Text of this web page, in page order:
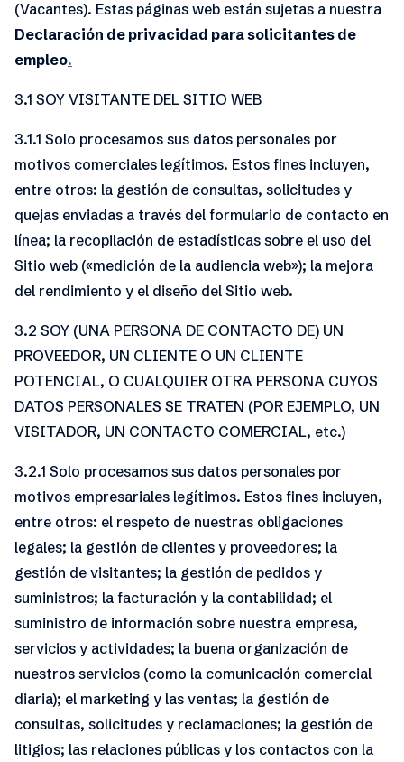
(Vacantes). Estas páginas web están sujetas a nuestra
Declaración de privacidad para solicitantes de
empleo.
3.1 SOY VISITANTE DEL SITIO WEB
3.1.1 Solo procesamos sus datos personales por
motivos comerciales legítimos. Estos fines incluyen,
entre otros: la gestión de consultas, solicitudes y
quejas enviadas a través del formulario de contacto en
línea; la recopilación de estadísticas sobre el uso del
Sitio web («medición de la audiencia web»); la mejora
del rendimiento y el diseño del Sitio web.
3.2 SOY (UNA PERSONA DE CONTACTO DE) UN
PROVEEDOR, UN CLIENTE O UN CLIENTE
POTENCIAL, O CUALQUIER OTRA PERSONA CUYOS
DATOS PERSONALES SE TRATEN (POR EJEMPLO, UN
VISITADOR, UN CONTACTO COMERCIAL, etc.)
3.2.1 Solo procesamos sus datos personales por
motivos empresariales legítimos. Estos fines incluyen,
entre otros: el respeto de nuestras obligaciones
legales; la gestión de clientes y proveedores; la
gestión de visitantes; la gestión de pedidos y
suministros; la facturación y la contabilidad; el
suministro de información sobre nuestra empresa,
servicios y actividades; la buena organización de
nuestros servicios (como la comunicación comercial
diaria); el marketing y las ventas; la gestión de
consultas, solicitudes y reclamaciones; la gestión de
litigios; las relaciones públicas y los contactos con la